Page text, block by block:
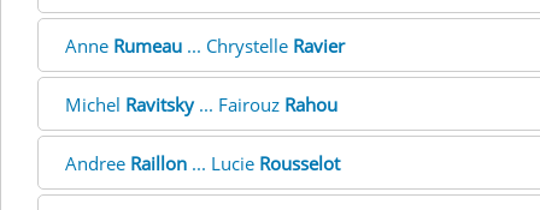
Anne Rumeau ... Chrystelle Ravier
Michel Ravitsky... Fairouz Rahou
Andree Raillon ... Lucie Rousselot